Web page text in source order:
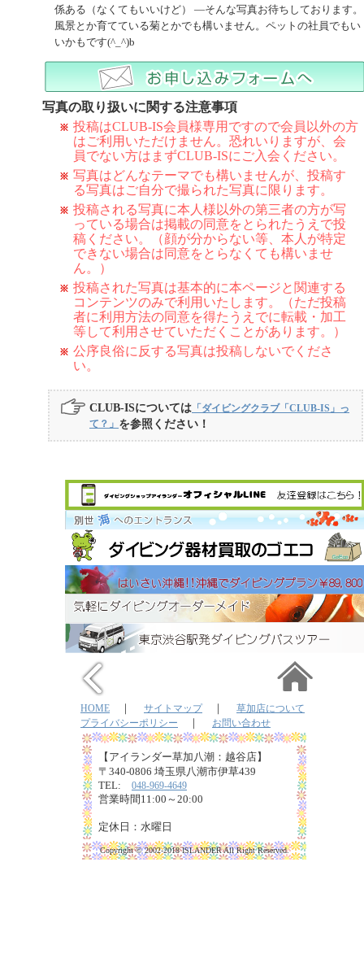
係ある（なくてもいいけど） ―そんな写真お待ちしております。
風景とか育てている菊とかでも構いません。ペットの社員でもい
いかもです(^_^)b
写真の取り扱いに関する注意事項
投稿はCLUB-IS会員様専用ですので会員以外の方
はご利用いただけません。恐れいりますが、会
員でない方はまずCLUB-ISにご入会ください。
写真はどんなテーマでも構いませんが、投稿す
る写真はご自分で撮られた写真に限ります。
投稿される写真に本人様以外の第三者の方が写
っている場合は掲載の同意をとられたうえで投
稿ください。（顔が分からない等、本人が特定
できない場合は同意をとらなくても構いませ
ん。）
投稿された写真は基本的に本ページと関連する
コンテンツのみで利用いたします。（ただ投稿
者に利用方法の同意を得たうえでに転載・加工
等して利用させていただくことがあります。）
公序良俗に反する写真は投稿しないでくださ
い。
CLUB-ISについては 「ダイビングクラブ「CLUB-IS」っ
て？」 を参照ください！
HOME ｜ サイトマップ｜ 草加店について
プライバシーポリシー
｜ お問い合わせ
【アイランダー草加八潮：越谷店】
〒340-0806 埼玉県八潮市伊草439
TEL: 048-969-4649
営業時間11:00～20:00
定休日：水曜日
Copyright © 2002-2018 ISLANDER All Right Reserved.